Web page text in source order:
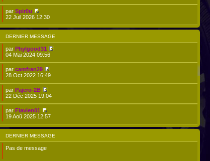
parSpir0u
22 Juil 2026 12:30
DERNIER MESSAGE
parPhylgood31
04 Mai 2024 09:56
parcamfran29
28 Oct 2022 16:49
parPajero-2B
22 Déc 2025 19:04
parFlavien01
19 Aoû 2025 12:57
DERNIER MESSAGE
Pas de message